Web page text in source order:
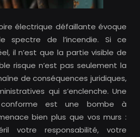
électrique défaillante évoque
spectre de l’incendie. Si ce
il n’est que la partie visible de
risque n’est pas seulement la
de conséquences juridiques,
qui s’enclenche. Une
est une bombe à
bien plus que vos murs :
votre responsabilité, votre